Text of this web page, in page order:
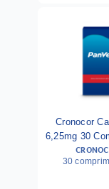
Cronocor
6,25mg 30
30